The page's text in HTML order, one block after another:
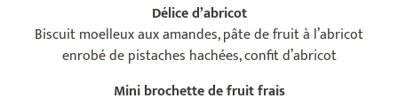
Délice d’abricot
Biscuit moelleux aux amandes, pâte de fruit à l’abricot
enrobé de pistaches hachées, confit d’abricot
Mini brochette de fruit frais